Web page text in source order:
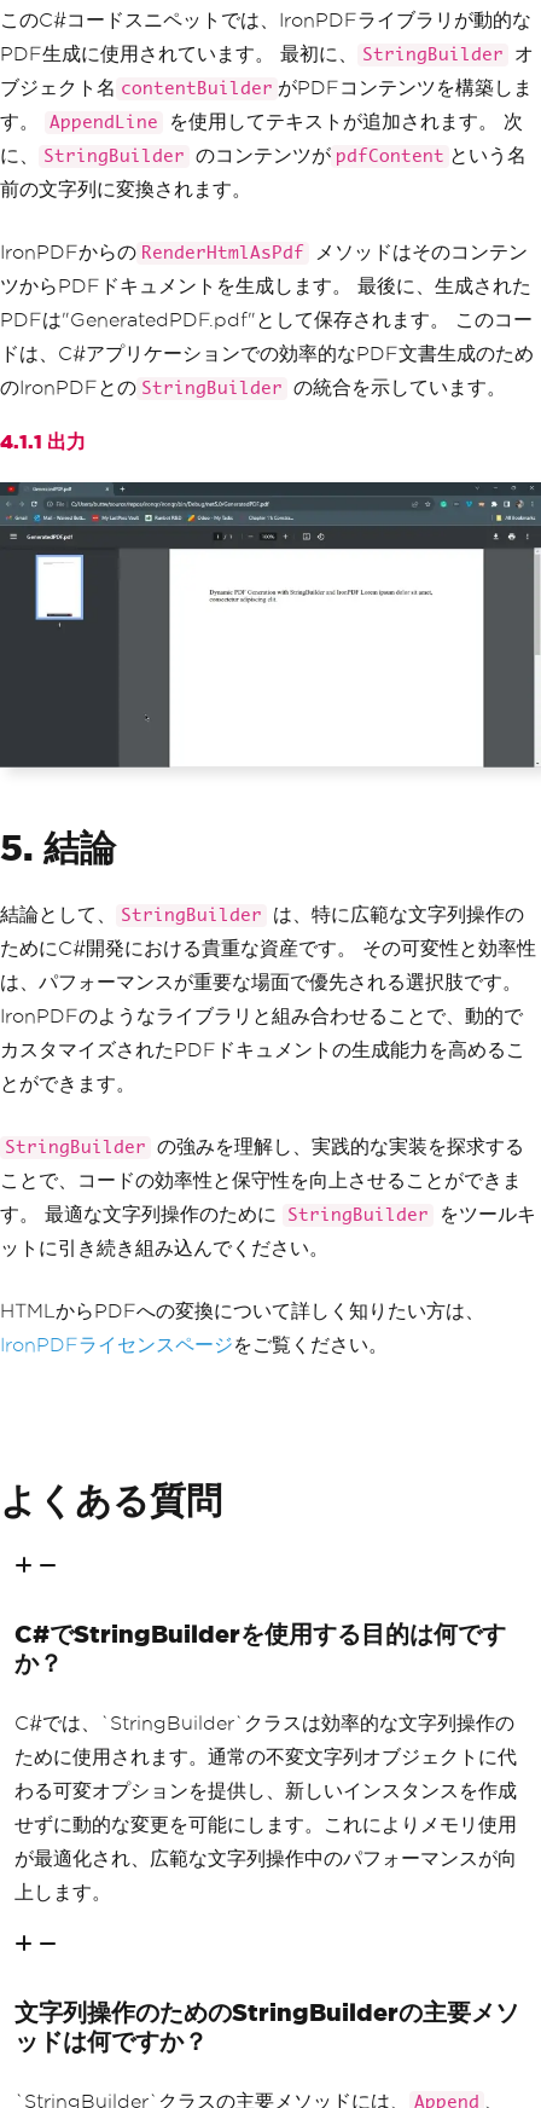
// Convert the StringBuilder c
ontent to a string
string pdfContent = contentBui
// Use IronPDF to create a PDF
var renderer
= renderer . Ren
derHtmlAsPdf( pdfContent );
// Save the PDF document to a
file
        pdfDocument
.SaveAs("GeneratedP
DF.pdf");
}
このC#コードスニペットでは、IronPDFライブラリが動的な
PDF生成に使用されています。 最初に、
StringBuilder
オ
ブジェクト名 contentBuilder がPDFコンテンツを構築しま
す。
AppendLine
を使用してテキストが追加されます。 次
に、
StringBuilder のコンテンツが pdfContent という名
前の文字列に変換されます。
IronPDFからの RenderHtmlAsPdf
メソッドはそのコンテン
ツからPDFドキュメントを生成します。 最後に、生成された
PDFは"GeneratedPDF.pdf"として保存されます。 このコー
ドは、C#アプリケーションでの効率的なPDF文書生成のため
のIronPDFとの StringBuilder の統合を示しています。
4.1.1 出力
5. 結論
結論として、 StringBuilder
は、特に広範な文字列操作の
ためにC#開発における貴重な資産です。 その可変性と効率性
は、パフォーマンスが重要な場面で優先される選択肢です。
IronPDFのようなライブラリと組み合わせることで、動的で
カスタマイズされたPDFドキュメントの生成能力を高めるこ
とができます。
StringBuilder
の強みを理解し、実践的な実装を探求する
ことで、コードの効率性と保守性を向上させることができま
す。 最適な文字列操作のために
StringBuilder
をツールキ
ットに引き続き組み込んでください。
HTMLからPDFへの変換について詳しく知りたい方は、
IronPDFライセンスページをご覧ください。
よくある質問
C#でStringBuilderを使用する目的は何です
か？
C#では、`StringBuilder`クラスは効率的な文字列操作の
ために使用されます。通常の不変文字列オブジェクトに代
わる可変オプションを提供し、新しいインスタンスを作成
せずに動的な変更を可能にします。これによりメモリ使用
が最適化され、広範な文字列操作中のパフォーマンスが向
上します。
文字列操作のためのStringBuilderの主要メソ
ッドは何ですか？
`StringBuilder`クラスの主要メソッドには、 Append